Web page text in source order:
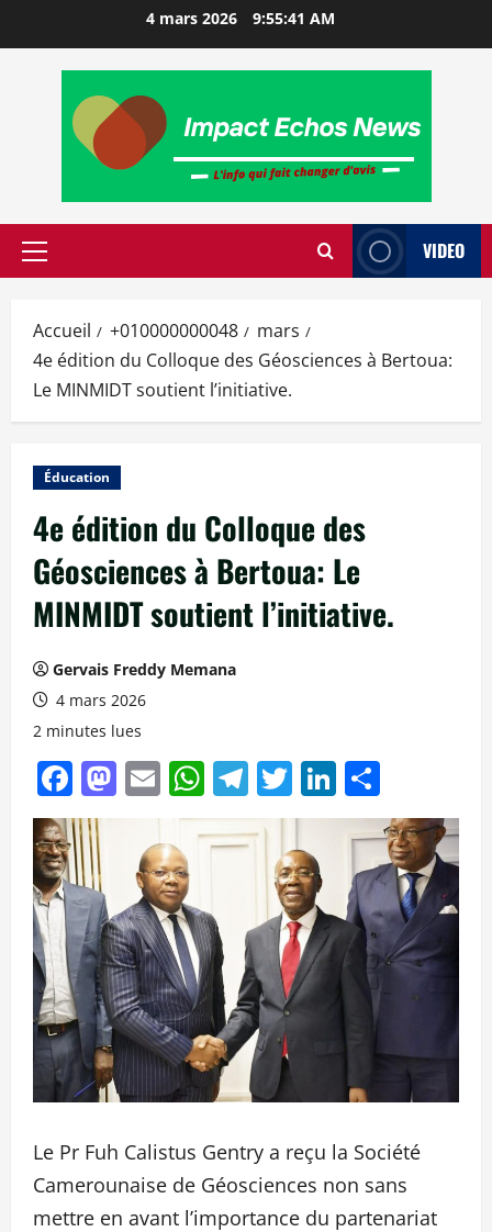
4 mars 2026 9:55:42 AM
VIDEO
Accueil +010000000048
mars
4e édition du Colloque des Géosciences à Bertoua:
Le MINMIDT soutient l’initiative.
Éducation
4e édition du Colloque des
Géosciences à Bertoua: Le
MINMIDT soutient l’initiative.
Gervais Freddy Memana
4 mars 2026
2 minutes lues
Facebook
Mastodon
EmailWhatsApp
Telegram
TwitterLinkedIn
Le Pr Fuh Calistus Gentry a reçu la Société
Camerounaise de Géosciences non sans
mettre en avant l’importance du partenariat